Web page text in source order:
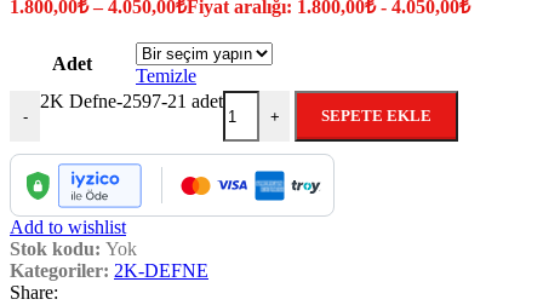
1.800,00₺ –4.050,00₺Fiyat aralığı: 1.800,00₺ - 4.050,00₺
Adet
Temizle
-
2K Defne-2597-21 adet
+ SEPETE EKLE
Add to wishlist
Stok kodu: Yok
Kategoriler: 2K-DEFNE
Share: